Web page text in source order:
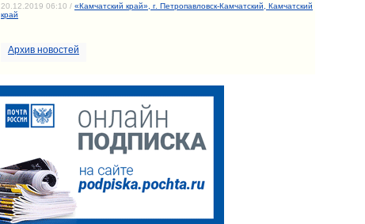
20.12.2019 06:10 / «Камчатский край», г. Петропавловск-Камчатский, Камчатский
край
Архив новостей